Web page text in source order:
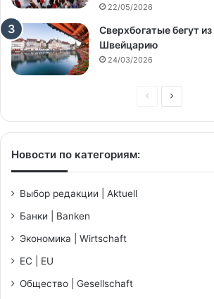
22/05/2026
Сверхбогатые бегут
Швейцарию
24/03/2026
Предыдущая
Новости по категориям:
Выбор редакции | Aktuell
Банки | Banken
Экономика | Wirtschaft
ЕС | EU
Общество | Gesellschaft